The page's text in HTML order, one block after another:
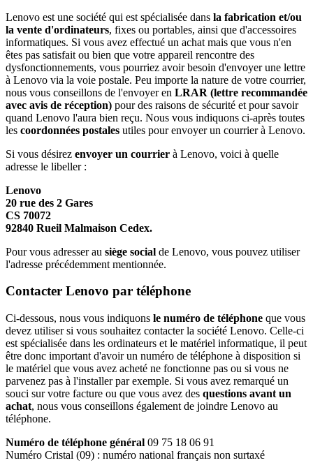
Lenovo est une société qui est spécialisée dans la fabrication et/ou
la vente d'ordinateurs, fixes ou portables, ainsi que d'accessoires
informatiques. Si vous avez effectué un achat mais que vous n'en
êtes pas satisfait ou bien que votre appareil rencontre des
dysfonctionnements, vous pourriez avoir besoin d'envoyer une lettre
à Lenovo via la voie postale. Peu importe la nature de votre courrier,
nous vous conseillons de l'envoyer en LRAR (lettre recommandée
avec avis de réception) pour des raisons de sécurité et pour savoir
quand Lenovo l'aura bien reçu. Nous vous indiquons ci-après toutes
les coordonnées postales utiles pour envoyer un courrier à Lenovo.
Si vous désirez envoyer un courrier à Lenovo, voici à quelle
adresse le libeller :
Lenovo
20 rue des 2 Gares
CS 70072
92840 Rueil Malmaison Cedex.
Pour vous adresser au siège social de Lenovo, vous pouvez utiliser
l'adresse précédemment mentionnée.
Contacter Lenovo par téléphone
Ci-dessous, nous vous indiquons le numéro de téléphone que vous
devez utiliser si vous souhaitez contacter la société Lenovo. Celle-ci
est spécialisée dans les ordinateurs et le matériel informatique, il peut
être donc important d'avoir un numéro de téléphone à disposition si
le matériel que vous avez acheté ne fonctionne pas ou si vous ne
parvenez pas à l'installer par exemple. Si vous avez remarqué un
souci sur votre facture ou que vous avez des questions avant un
achat, nous vous conseillons également de joindre Lenovo au
téléphone.
Numéro de téléphone général 09 75 18 06 91
Numéro Cristal (09) : numéro national français non surtaxé